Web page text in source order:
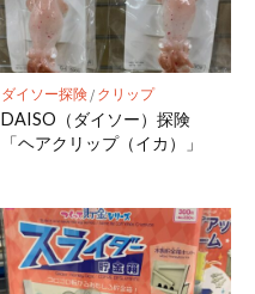
ダイソー探険/ クリップ
DAISO（ダイソー）探険
「ヘアクリップ（イカ）」